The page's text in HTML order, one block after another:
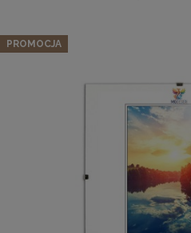
36,98
Cena
Najniższa cena:
DO
PROMOCJA